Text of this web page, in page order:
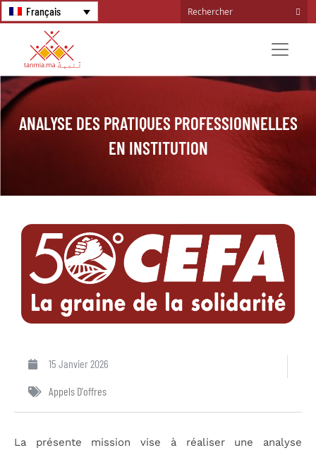
Français
ANALYSE DES PRATIQUES PROFESSIONNELLES
EN INSTITUTION
15 Janvier 2026
Appels D'offres
La présente mission vise à réaliser une analyse